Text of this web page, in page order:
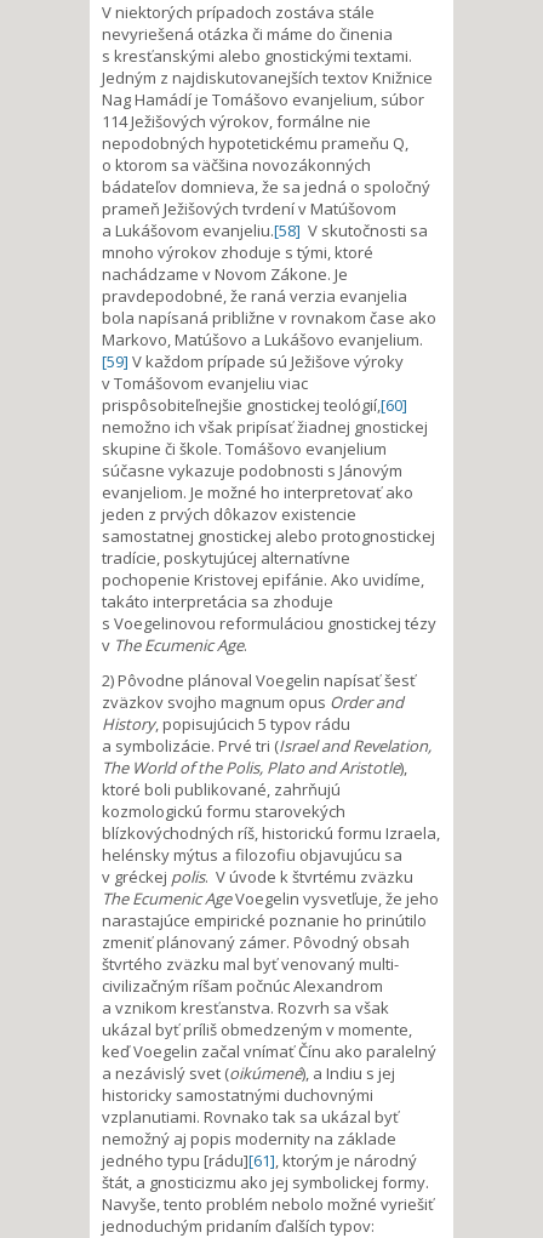
V niektorých prípadoch zostáva stále
nevyriešená otázka či máme do činenia
s kresťanskými alebo gnostickými textami.
Jedným z najdiskutovanejších textov Knižnice
Nag Hamádí je Tomášovo evanjelium, súbor
114 Ježišových výrokov, formálne nie
nepodobných hypotetickému prameňu Q,
o ktorom sa väčšina novozákonných
bádateľov domnieva, že sa jedná o spoločný
prameň Ježišových tvrdení v Matúšovom
a Lukášovom evanjeliu.[58] V skutočnosti sa
mnoho výrokov zhoduje s tými, ktoré
nachádzame v Novom Zákone. Je
pravdepodobné, že raná verzia evanjelia
bola napísaná približne v rovnakom čase ako
Markovo, Matúšovo a Lukášovo evanjelium.
[59] V každom prípade sú Ježišove výroky
v Tomášovom evanjeliu viac
prispôsobiteľnejšie gnostickej teológií,[60]
nemožno ich však pripísať žiadnej gnostickej
skupine či škole. Tomášovo evanjelium
súčasne vykazuje podobnosti s Jánovým
evanjeliom. Je možné ho interpretovať ako
jeden z prvých dôkazov existencie
samostatnej gnostickej alebo protognostickej
tradície, poskytujúcej alternatívne
pochopenie Kristovej epifánie. Ako uvidíme,
takáto interpretácia sa zhoduje
s Voegelinovou reformuláciou gnostickej tézy
v The Ecumenic Age.
2) Pôvodne plánoval Voegelin napísať šesť
zväzkov svojho magnum opus Order and
History, popisujúcich 5 typov rádu
a symbolizácie. Prvé tri (Israel and Revelation,
The World of the Polis, Plato and Aristotle),
ktoré boli publikované, zahrňujú
kozmologickú formu starovekých
blízkovýchodných ríš, historickú formu Izraela,
helénsky mýtus a filozofiu objavujúcu sa
v gréckej polis. V úvode k štvrtému zväzku
The Ecumenic AgeVoegelin vysvetľuje, že jeho
narastajúce empirické poznanie ho prinútilo
zmeniť plánovaný zámer. Pôvodný obsah
štvrtého zväzku mal byť venovaný multi-
civilizačným ríšam počnúc Alexandrom
a vznikom kresťanstva. Rozvrh sa však
ukázal byť príliš obmedzeným v momente,
keď Voegelin začal vnímať Čínu ako paralelný
a nezávislý svet (oikúmené), a Indiu s jej
historicky samostatnými duchovnými
vzplanutiami. Rovnako tak sa ukázal byť
nemožný aj popis modernity na základe
jedného typu [rádu][61], ktorým je národný
štát, a gnosticizmu ako jej symbolickej formy.
Navyše, tento problém nebolo možné vyriešiť
jednoduchým pridaním ďalších typov: